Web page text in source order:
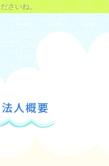
さいね。